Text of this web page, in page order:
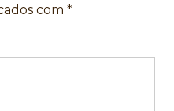
com *